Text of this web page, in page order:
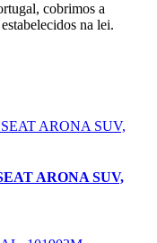
cobrimos a
na lei.
ARONA SUV,